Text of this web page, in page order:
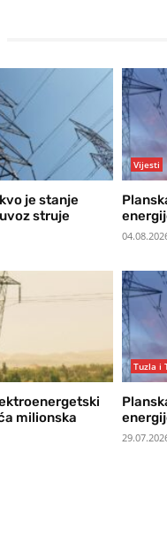
je stanje
struje
Vijesti
milionska
Tuzla i